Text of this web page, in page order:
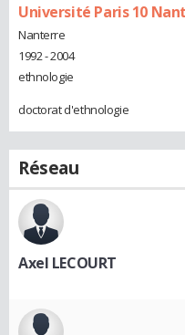
Université Paris 10
Nanterre
1992 - 2004
ethnologie
doctorat d'ethnologie
Réseau
Axel LECOURT